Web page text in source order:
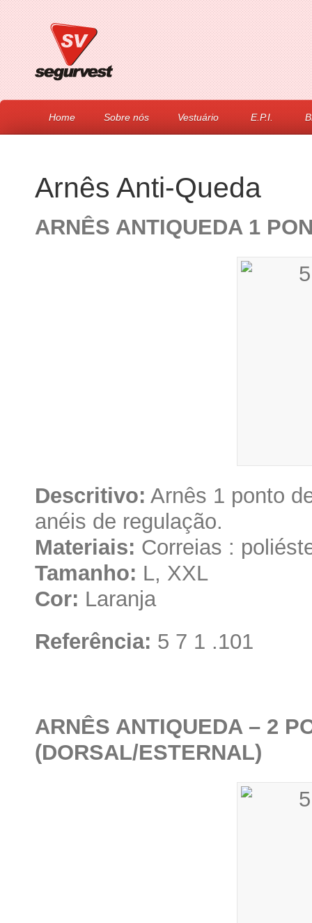
Home Sobre nós Vestuário E.P.I.
Arnês Anti-Queda
ARNÊS ANTIQUEDA 1
Descritivo: Arnês 1 ponto
anéis de regulação.
Materiais: Correias :
Tamanho: L, XXL
Cor: Laranja
Referência: 5 7 1 .101
ARNÊS ANTIQUEDA – 2
(DORSAL/ESTERNAL)